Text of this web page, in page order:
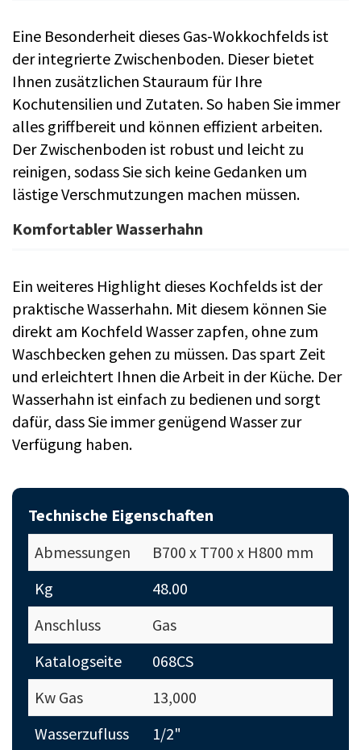
Eine Besonderheit dieses Gas-Wokkochfelds ist
der integrierte Zwischenboden. Dieser bietet
Ihnen zusätzlichen Stauraum für Ihre
Kochutensilien und Zutaten. So haben Sie immer
alles griffbereit und können effizient arbeiten.
Der Zwischenboden ist robust und leicht zu
reinigen, sodass Sie sich keine Gedanken um
lästige Verschmutzungen machen müssen.
Komfortabler Wasserhahn
Ein weiteres Highlight dieses Kochfelds ist der
praktische Wasserhahn. Mit diesem können Sie
direkt am Kochfeld Wasser zapfen, ohne zum
Waschbecken gehen zu müssen. Das spart Zeit
und erleichtert Ihnen die Arbeit in der Küche. Der
Wasserhahn ist einfach zu bedienen und sorgt
dafür, dass Sie immer genügend Wasser zur
Verfügung haben.
Technische Eigenschaften
Abmessungen
B700 x T700 x H800 mm
Kg
48.00
Anschluss
Gas
Katalogseite
068CS
Kw Gas
13,000
Wasserzufluss
1/2"